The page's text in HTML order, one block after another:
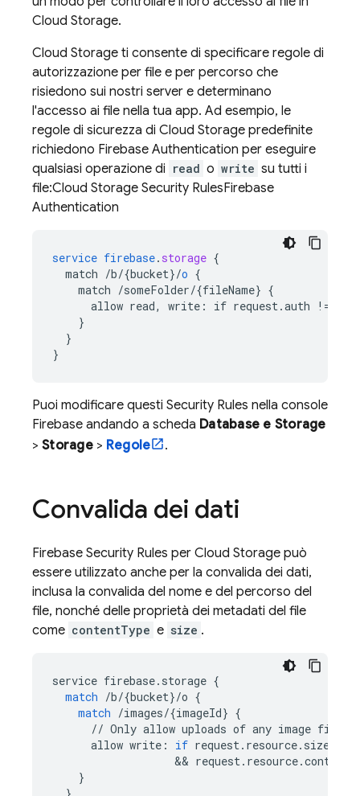
Cloud Storage.
Cloud Storage ti consente di specificare regole di
autorizzazione per file e per percorso che
risiedono sui nostri server e determinano
l'accesso ai file nella tua app. Ad esempio, le
regole di sicurezza di Cloud Storage predefinite
richiedono Firebase Authentication per eseguire
qualsiasi operazione di read o write su tutti i
file:Cloud Storage Security RulesFirebase
Authentication
service firebase. storage {
match /b/{bucket}/o {
match /someFolder/{fileName} {
allow read, write : if request.auth !=
}
}
}
Puoi modificare questi Security Rules nella console
Firebase andando a scheda Database e Storage
> Storage> Regole .
Convalida dei dati
Firebase Security Rules per Cloud Storage può
essere utilizzato anche per la convalida dei dati,
inclusa la convalida del nome e del percorso del
file, nonché delle proprietà dei metadati del file
come contentType e size .
service firebase. storage {
match /b/{bucket}/o {
match /images/{imageId} {
// Only allow uploads of any image file
allow write : if request. resource. size
&& request. resource.
}